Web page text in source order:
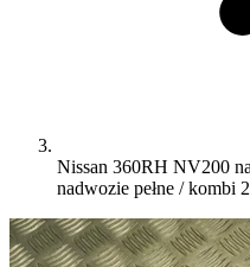
Nissan 360RH NV200
nadwozie pełne / kombi